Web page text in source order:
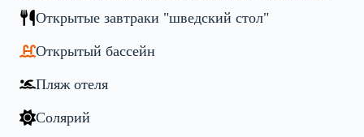
Открытые завтраки "шведский стол"
Открытый бассейн
Пляж отеля
Солярий